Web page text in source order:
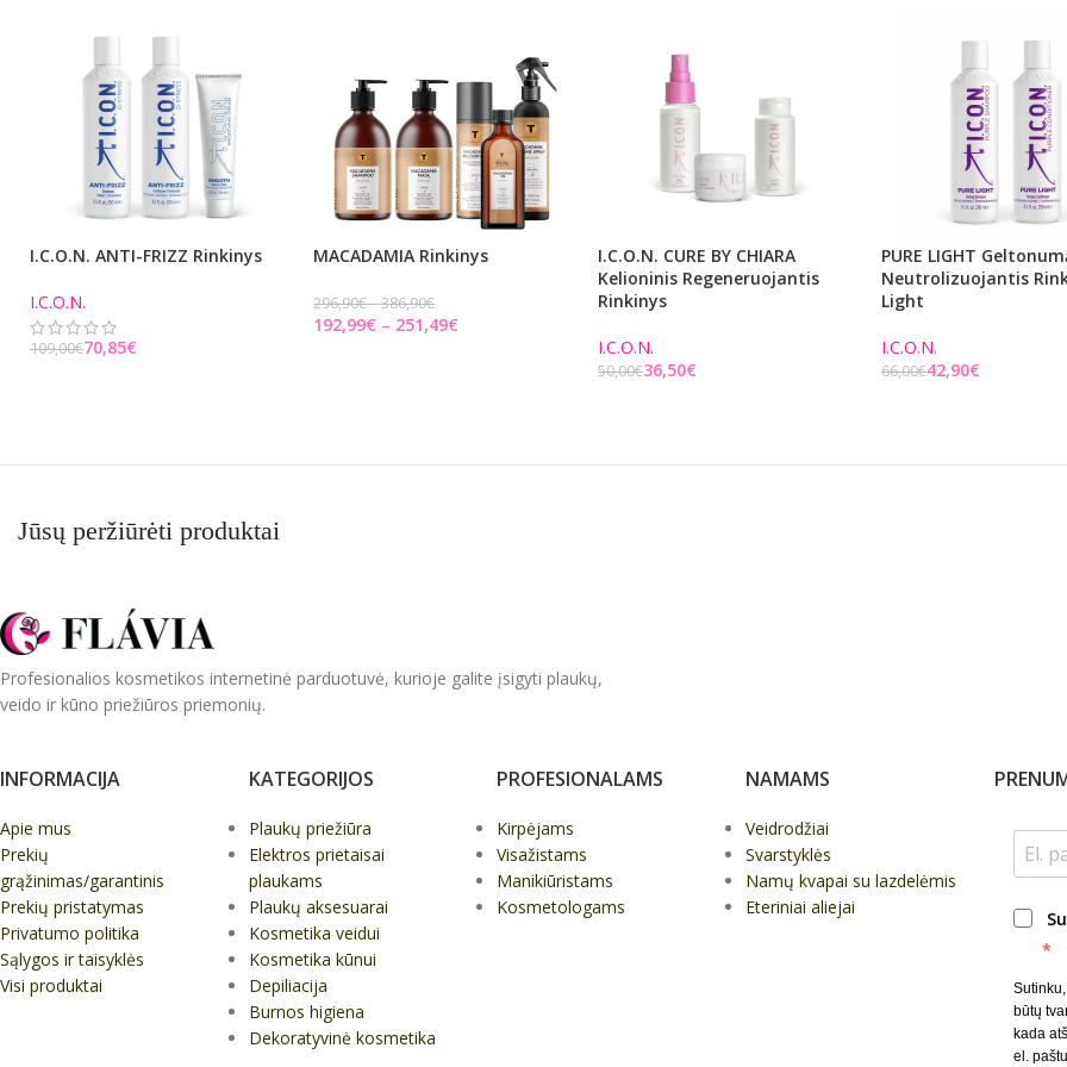
I.C.O.N. ANTI-FRIZZ Rinkinys
I.C.O.N.
109,00€70,85€
MACADAMIA Rinkinys
296,90€ 386,90€
192,99€ 251,49€
I.C.O.N. CURE BY CHIARA
Kelioninis Regeneruojantis
Rinkinys
I.C.O.N.
50,00€36,50€
PURE LIGHT
Neutrolizuojantis
Light
I.C.O.N.
66,00€42,90€
Jūsų peržiūrėti produktai
Profesionalios kosmetikos internetinė parduotuvė, kurioje galite įsigyti plaukų,
veido ir kūno priežiūros priemonių.
INFORMACIJA
Apie mus
Prekių
grąžinimas/garantinis
Prekių pristatymas
Privatumo politika
Sąlygos ir taisyklės
Visi produktai
KATEGORIJOS
Plaukų priežiūra
Elektros prietaisai
plaukams
Plaukų aksesuarai
Kosmetika veidui
Kosmetika kūnui
Depiliacija
Burnos higiena
Dekoratyvinė kosmetika
PROFESIONALAMS
Kirpėjams
Visažistams
Manikiūristams
Kosmetologams
NAMAMS
Veidrodžiai
Svarstyklės
Namų kvapai su lazdelėmis
Eteriniai aliejai
būtų
kada
el.